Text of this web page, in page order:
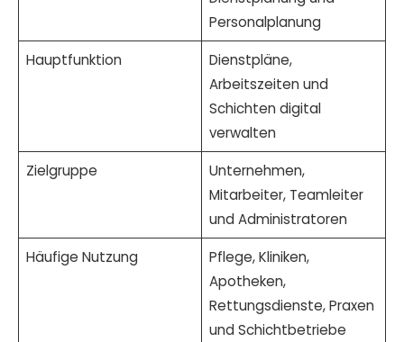
Personalplanung
Hauptfunktion
Dienstpläne,
Arbeitszeiten und
Schichten digital
verwalten
Zielgruppe
Unternehmen,
Mitarbeiter, Teamleiter
und Administratoren
Häufige Nutzung
Pflege, Kliniken,
Apotheken,
Rettungsdienste, Praxen
und Schichtbetriebe